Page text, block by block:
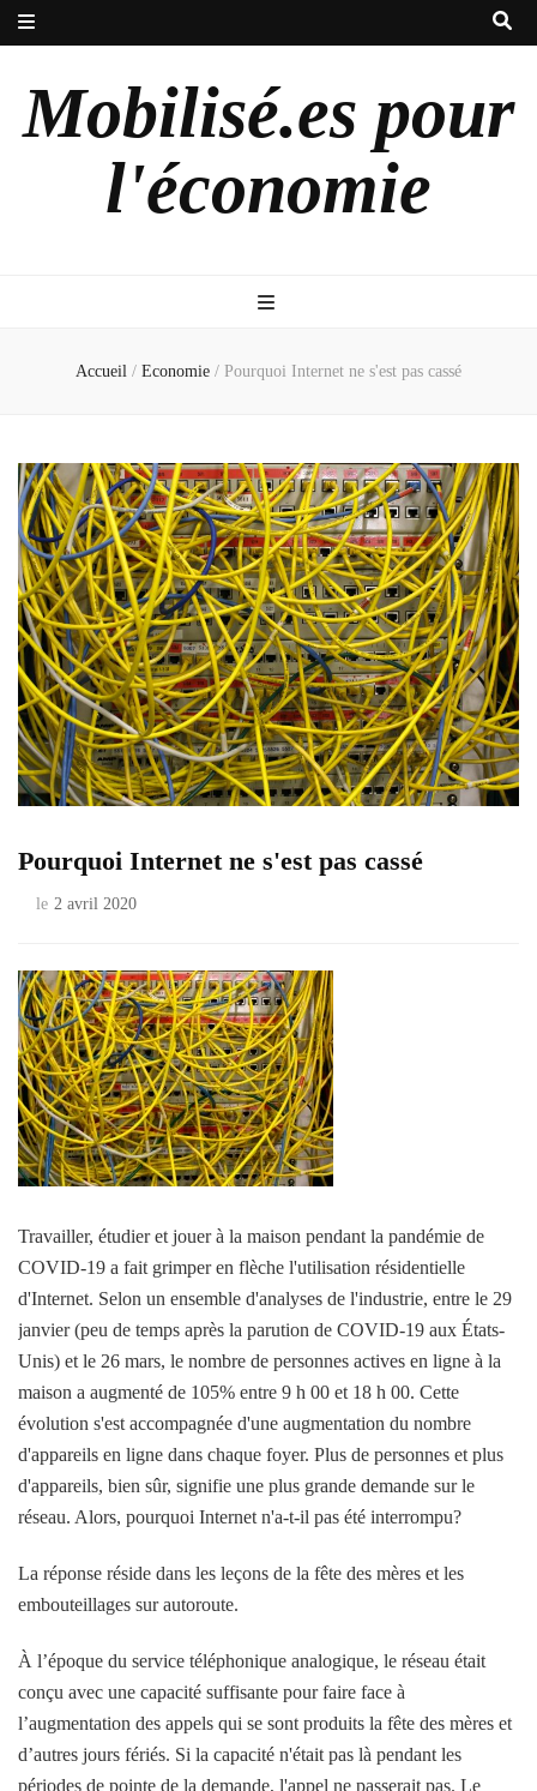
Mobilisé.es pour
l'économie
Accueil / Economie / Pourquoi Internet ne s'est pas cassé
Pourquoi Internet ne s'est pas cassé
le 2 avril 2020
Travailler, étudier et jouer à la maison pendant la pandémie de
COVID-19 a fait grimper en flèche l'utilisation résidentielle
d'Internet. Selon un ensemble d'analyses de l'industrie, entre le 29
janvier (peu de temps après la parution de COVID-19 aux États-
Unis) et le 26 mars, le nombre de personnes actives en ligne à la
maison a augmenté de 105% entre 9 h 00 et 18 h 00. Cette
évolution s'est accompagnée d'une augmentation du nombre
d'appareils en ligne dans chaque foyer. Plus de personnes et plus
d'appareils, bien sûr, signifie une plus grande demande sur le
réseau. Alors, pourquoi Internet n'a-t-il pas été interrompu?
La réponse réside dans les leçons de la fête des mères et les
embouteillages sur autoroute.
À l’époque du service téléphonique analogique, le réseau était
conçu avec une capacité suffisante pour faire face à
l’augmentation des appels qui se sont produits la fête des mères et
d’autres jours fériés. Si la capacité n'était pas là pendant les
périodes de pointe de la demande, l'appel ne passerait pas. Le